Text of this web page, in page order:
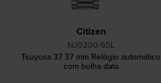
Citizen
NJ0200-50L
Tsuyosa 37 37 mm Relógio automático
com bolha data